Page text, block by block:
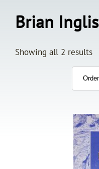
Brian Inglis
Showing all 2 results